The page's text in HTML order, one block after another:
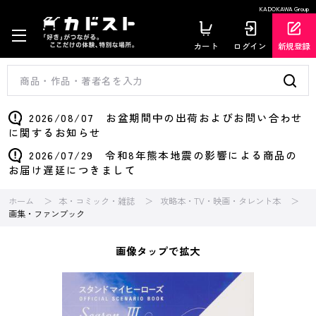
KADOKAWA Group
カート ログイン 新規登録
2026/08/07 お盆期間中の出荷およびお問い合わせ
に関するお知らせ
2026/07/29 令和8年熊本地震の影響による商品の
お届け遅延につきまして
ホーム 本・コミック・雑誌
攻略本・TV・映画・タレント本
画集・ファンブック
画像タップで拡大